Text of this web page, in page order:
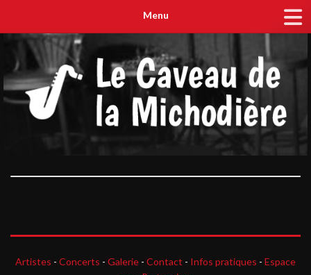
Menu
Artistes - Concerts - Galerie - Contact - Infos pratiques - Espace